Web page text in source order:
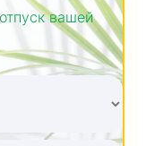
вашей